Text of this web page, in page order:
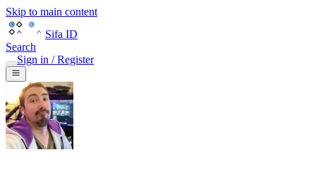
Skip to main content
Sifa ID
Search
Sign in / Register